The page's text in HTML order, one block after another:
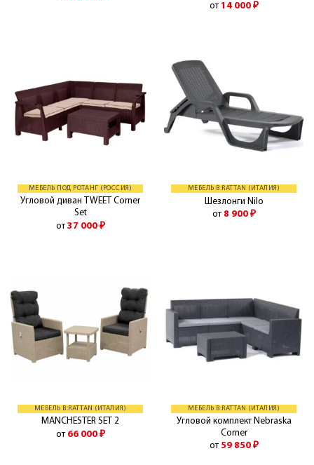
от 14 000 ₽
МЕБЕЛЬ ПОД РОТАНГ (РОССИЯ)
Угловой диван TWEET Corner
Set
от 37 000 ₽
МЕБЕЛЬ B:RATTAN (ИТАЛИЯ)
Шезлонги Nilo
от 8 900 ₽
МЕБЕЛЬ B:RATTAN (ИТАЛИЯ)
MANCHESTER SET 2
от 66 000 ₽
МЕБЕЛЬ B:RATTAN (ИТАЛИЯ)
Угловой комплект Nebraska
Corner
от 59 850 ₽